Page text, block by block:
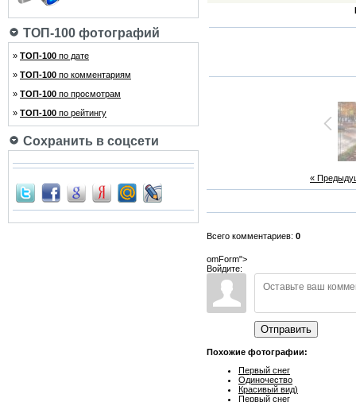
ТОП-100 фотографий
» ТОП-100 по дате
» ТОП-100 по комментариям
» ТОП-100 по просмотрам
» ТОП-100 по рейтингу
Сохранить в соцсети
«
Всего комментариев: 0
omForm">
Войдите:
Отправить
Похожие фотографии:
Первый снег
Одиночество
Красивый вид)
Первый снег